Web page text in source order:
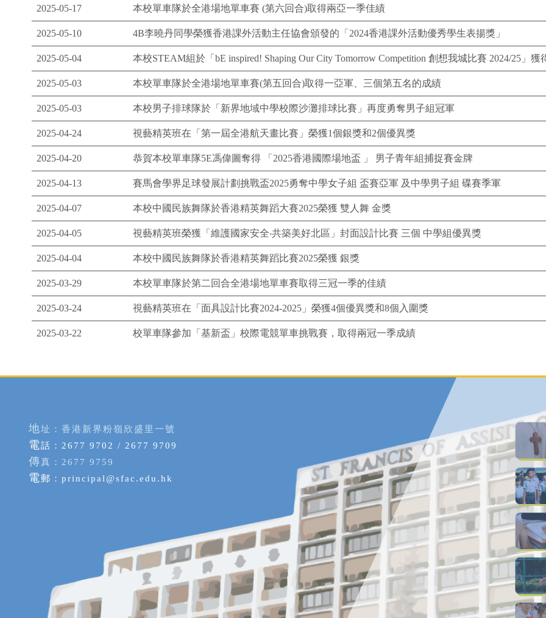
2025-05-17 本校單車隊於全港場地單車賽 (第六回合)取得兩亞一季佳績
2025-05-10 4B李曉丹同學榮獲香港課外活動主任協會頒發的「2024香港課外活動優秀學生表揚獎」
2025-05-04 本校STEAM組於「bE inspired! Shaping Our City Tomorrow Competition 創想我城比賽 2024/25」獲
2025-05-03 本校單車隊於全港場地單車賽(第五回合)取得一亞軍、三個第五名的成績
2025-05-03 本校男子排球隊於「新界地域中學校際沙灘排球比賽」再度勇奪男子組冠軍
2025-04-24 視藝精英班在「第一屆全港航天畫比賽」榮獲1個銀獎和2個優異獎
2025-04-20 恭賀本校單車隊5E馮偉圖奪得 「2025香港國際場地盃 」 男子青年組捕捉賽金牌
2025-04-13 賽馬會學界足球發展計劃挑戰盃2025勇奪中學女子組 盃賽亞軍 及中學男子組 碟賽季軍
2025-04-07 本校中國民族舞隊於香港精英舞蹈大賽2025榮獲 雙人舞 金獎
2025-04-05 視藝精英班榮獲「維護國家安全‧共築美好北區」封面設計比賽 三個 中學組優異獎
2025-04-04 本校中國民族舞隊於香港精英舞蹈比賽2025榮獲 銀獎
2025-03-29 本校單車隊於第二回合全港場地單車賽取得三冠一季的佳績
2025-03-24 視藝精英班在「面具設計比賽2024-2025」榮獲4個優異獎和8個入圍獎
2025-03-22 校單車隊參加「基新盃」校際電競單車挑戰賽，取得兩冠一季成績
地址：香港新界粉嶺欣盛里一號
電話：2677 9702 / 2677 9709
傳真：2677 9759
電郵： principal@sfac.edu.hk